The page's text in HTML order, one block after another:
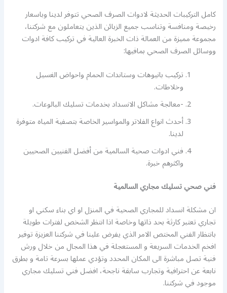
كامل التركيبات الحديثة لادوات الصرف الصحي تتوفر لدينا وباسعار
رخيصة ومنافسة وتناسب جميع الزبائن الذين يتعاملون مع شركتنا،
مجموعة مميزة من العمالة ذات الخبرة العالية في تركيب كافة ادوات
ووسائل الصرف الصحي بمافيها:
تركيب بانيوهات وستاندات الحمام واحواض الغسيل
وخلاطات.
-معالجة مشاكل الانسداد بخدمات تسليك البالوعات.
أحدث انواع الفلاتر والمواسير الخاصة بتصفية المياه متوفرة
لدينا.
فني ادوات صحية السالمية من أفضل الفنيين الصحيين
واكثرهم خبرة.
فني صحي تسليك مجاري السالمية
ان مشكلة انسداد للمجاري الصحية في المنزل او اي بناء سكني او
تجاري تعتبر كارثة بحد ذاتها وخاصة اذا انتظر الشخص لفترات طويلة
بانتظار الفني المختص الامر الذي يفرض علينا في شركتنا العزيزة توفير
افخم الخدمات السريعة و المستعجلة في هذا المجال من خلال ورش
فنية تصل مباشرة الى المكان المحدد وتؤدي عملها بسرعة تامة و بطرق
نابعة عن احترافية وتجارب سابقة ناجحة، افضل فني تسليك مجاري
موجود في شركتنا.